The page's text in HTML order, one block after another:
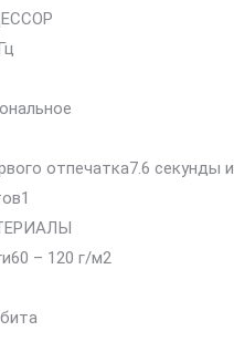
отпечатка7.6 секунды
– 120 г/м2